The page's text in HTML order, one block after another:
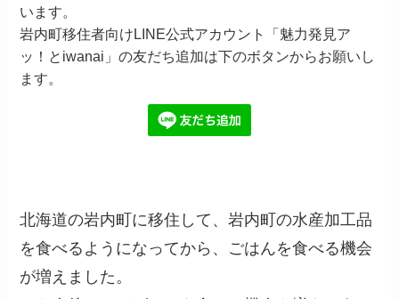
います。
岩内町移住者向けLINE公式アカウント「魅力発見ア
ッ！とiwanai」の友だち追加は下のボタンからお願いし
ます。
北海道の岩内町に移住して、岩内町の水産加工品
を食べるようになってから、ごはんを食べる機会
が増えました。